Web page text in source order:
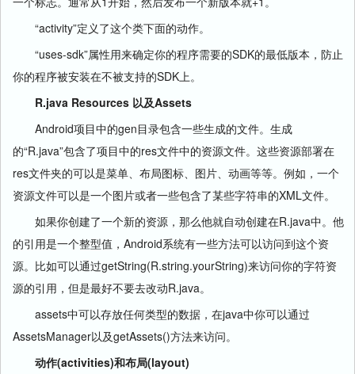
“activity”定义了这个类下面的动作。
“uses-sdk”属性用来确定你的程序需要的SDK的最低版本，防止
你的程序被安装在不被支持的SDK上。
R.java Resources 以及Assets
Android项目中的gen目录包含一些生成的文件。生成
的“R.java”包含了项目中的res文件中的资源文件。这些资源部署在
res文件夹的可以是菜单、布局图标、图片、动画等等。例如，一个
资源文件可以是一个图片或者一些包含了某些字符串的XML文件。
如果你创建了一个新的资源，那么他就自动创建在R.java中。他
的引用是一个整型值，Android系统有一些方法可以访问到这个资
源。比如可以通过getString(R.string.yourString)来访问你的字符资
源的引用，但是最好不要去改动R.java。
assets中可以存放任何类型的数据，在java中你可以通过
AssetsManager以及getAssets()方法来访问。
动作(activities)和布局(layout)